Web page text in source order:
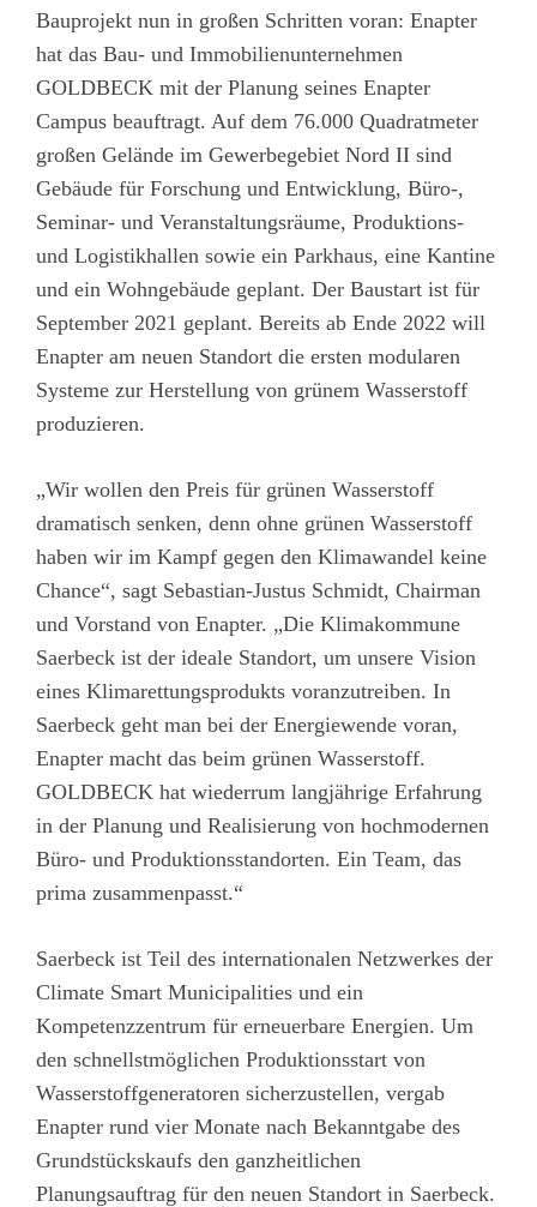
Bauprojekt nun in großen Schritten voran: Enapter
hat das Bau- und Immobilienunternehmen
GOLDBECK mit der Planung seines Enapter
Campus beauftragt. Auf dem 76.000 Quadratmeter
großen Gelände im Gewerbegebiet Nord II sind
Gebäude für Forschung und Entwicklung, Büro-,
Seminar- und Veranstaltungsräume, Produktions-
und Logistikhallen sowie ein Parkhaus, eine Kantine
und ein Wohngebäude geplant. Der Baustart ist für
September 2021 geplant. Bereits ab Ende 2022 will
Enapter am neuen Standort die ersten modularen
Systeme zur Herstellung von grünem Wasserstoff
produzieren.
„Wir wollen den Preis für grünen Wasserstoff
dramatisch senken, denn ohne grünen Wasserstoff
haben wir im Kampf gegen den Klimawandel keine
Chance“, sagt Sebastian-Justus Schmidt, Chairman
und Vorstand von Enapter. „Die Klimakommune
Saerbeck ist der ideale Standort, um unsere Vision
eines Klimarettungsprodukts voranzutreiben. In
Saerbeck geht man bei der Energiewende voran,
Enapter macht das beim grünen Wasserstoff.
GOLDBECK hat wiederrum langjährige Erfahrung
in der Planung und Realisierung von hochmodernen
Büro- und Produktionsstandorten. Ein Team, das
prima zusammenpasst.“
Saerbeck ist Teil des internationalen Netzwerkes der
Climate Smart Municipalities und ein
Kompetenzzentrum für erneuerbare Energien. Um
den schnellstmöglichen Produktionsstart von
Wasserstoffgeneratoren sicherzustellen, vergab
Enapter rund vier Monate nach Bekanntgabe des
Grundstückskaufs den ganzheitlichen
Planungsauftrag für den neuen Standort in Saerbeck.